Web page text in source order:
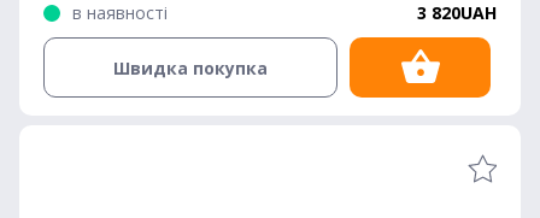
в наявності
3 820UAH
Швидка покупка